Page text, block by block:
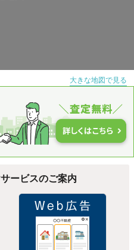
大きな地図で見る
ービスのご案内